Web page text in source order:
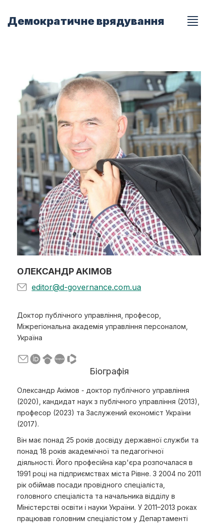
Демократичне врядування
ОЛЕКСАНДР АКІМОВ
editor@d-governance.com.ua
Доктор публічного управління, професор,
Міжрегіональна академія управління персоналом,
Україна
Біографія
Олександр Акімов - доктор публічного управління
(2020), кандидат наук з публічного управління (2013),
професор (2023) та Заслужений економіст України
(2017).
Він має понад 25 років досвіду державної служби та
понад 18 років академічної та педагогічної
діяльності. Його професійна кар'єра розпочалася в
1991 році на підприємствах міста Рівне. З 2004 по 2011
рік обіймав посади провідного спеціаліста,
головного спеціаліста та начальника відділу в
Міністерстві освіти і науки України. У 2011–2013 роках
працював головним спеціалістом у Департаменті